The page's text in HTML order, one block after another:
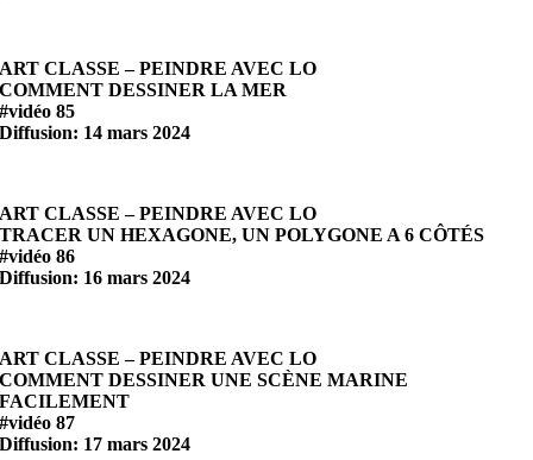
ART CLASSE – PEINDRE AVEC LO
COMMENT DESSINER LA MER
#vidéo 85
Diffusion: 14 mars 2024
ART CLASSE – PEINDRE AVEC LO
TRACER UN HEXAGONE, UN POLYGONE A 6 CÔTÉS
#vidéo 86
Diffusion: 16 mars 2024
ART CLASSE – PEINDRE AVEC LO
COMMENT DESSINER UNE SCÈNE MARINE
FACILEMENT
#vidéo 87
Diffusion: 17 mars 2024